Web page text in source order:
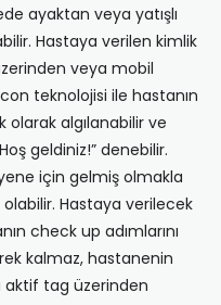
ayaktan veya yatışlı
Hastaya verilen kimlik
veya mobil
teknolojisi ile hastanın
olarak algılanabilir ve
geldiniz!” denebilir.
için gelmiş olmakla
Hastaya verilecek
check up adımlarını
kalmaz, hastanenin
aktif tag üzerinden